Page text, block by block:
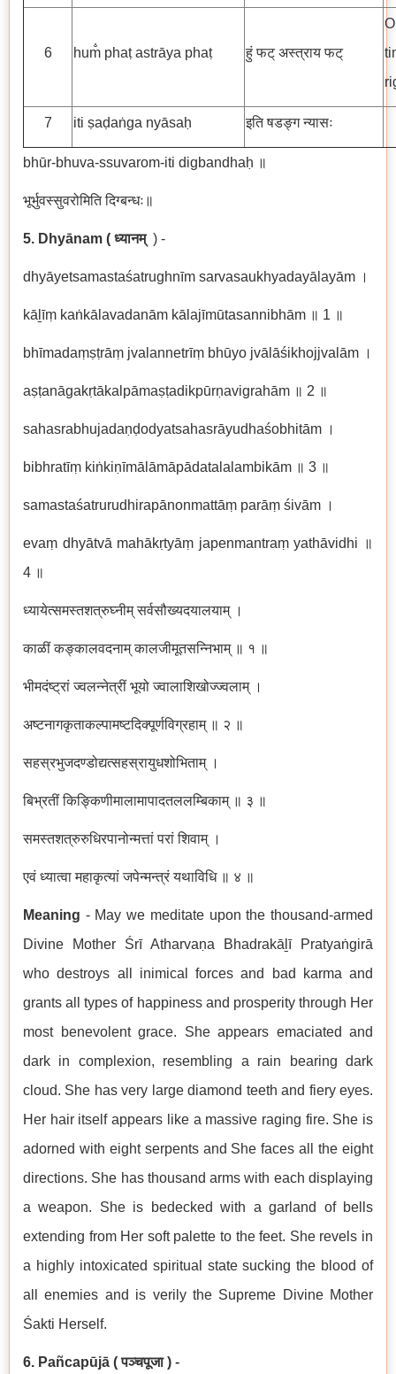
6 hum̐ phaṭ astrāya phaṭ हुं फट् अस्त्राय फट्
7 iti ṣaḍaṅga nyāsaḥ इति षडङ्ग न्यासः
bhūr-bhuva-ssuvarom-iti digbandhaḥ ॥
भूर्भुवस्सुवरोमिति दिग्बन्धः॥
5. Dhyānam ( ध्यानम् ) -
dhyāyetsamastaśatrughnīm sarvasaukhyadayālayām ।
kāḻīṃ kaṅkālavadanām kālajīmūtasannibhām ॥ 1 ॥
bhīmadaṃṣṭrāṃ jvalannetrīṃ bhūyo jvālāśikhojjvalām ।
aṣṭanāgakṛtākalpāmaṣṭadikpūrṇavigrahām ॥ 2 ॥
sahasrabhujadaṇḍodyatsahasrāyudhaśobhitām ।
bibhratīṃ kiṅkiṇīmālāmāpādatalalambikām ॥ 3 ॥
samastaśatrurudhirapānonmattāṃ parāṃ śivām ।
evaṃ dhyātvā mahākṛtyāṃ japenmantraṃ yathāvidhi ॥
4 ॥
ध्यायेत्समस्तशत्रुघ्नीम् सर्वसौख्यदयालयाम् ।
काळीं कङ्कालवदनाम् कालजीमूतसन्निभाम् ॥ १ ॥
भीमदंष्ट्रां ज्वलन्नेत्रीं भूयो ज्वालाशिखोज्ज्वलाम् ।
अष्टनागकृताकल्पामष्टदिक्पूर्णविग्रहाम् ॥ २ ॥
सहस्रभुजदण्डोद्यत्सहस्रायुधशोभिताम् ।
बिभ्रतीं किङ्किणीमालामापादतललम्बिकाम् ॥ ३ ॥
समस्तशत्रुरुधिरपानोन्मत्तां परां शिवाम् ।
एवं ध्यात्वा महाकृत्यां जपेन्मन्त्रं यथाविधि ॥ ४ ॥
Meaning - May we meditate upon the thousand-armed
Divine Mother Śrī Atharvaṇa Bhadrakāḻī Pratyaṅgirā
who destroys all inimical forces and bad karma and
grants all types of happiness and prosperity through Her
most benevolent grace. She appears emaciated and
dark in complexion, resembling a rain bearing dark
cloud. She has very large diamond teeth and fiery eyes.
Her hair itself appears like a massive raging fire. She is
adorned with eight serpents and She faces all the eight
directions. She has thousand arms with each displaying
a weapon. She is bedecked with a garland of bells
extending from Her soft palette to the feet. She revels in
a highly intoxicated spiritual state sucking the blood of
all enemies and is verily the Supreme Divine Mother
Śakti Herself.
6. Pañcapūjā (पञ्चपूजा) -